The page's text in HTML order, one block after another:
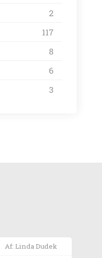
2
117
8
6
3
Af: Linda Dudek